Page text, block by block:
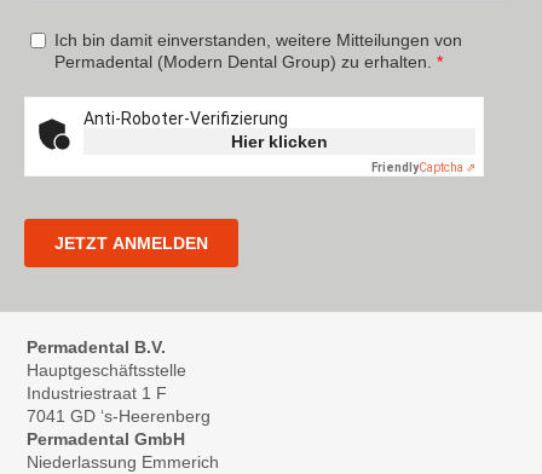
Permadental B.V.
Hauptgeschäftsstelle
Industriestraat 1 F
7041 GD ‘s-Heerenberg
Permadental GmbH
Niederlassung Emmerich